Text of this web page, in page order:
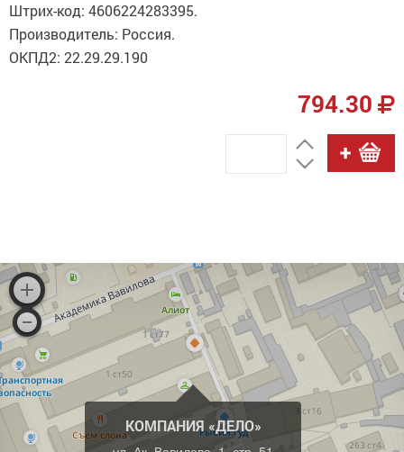
Штрих-код: 4606224283395.
Производитель: Россия.
ОКПД2: 22.29.29.190
794.30
КОМПАНИЯ «ДЕЛО»